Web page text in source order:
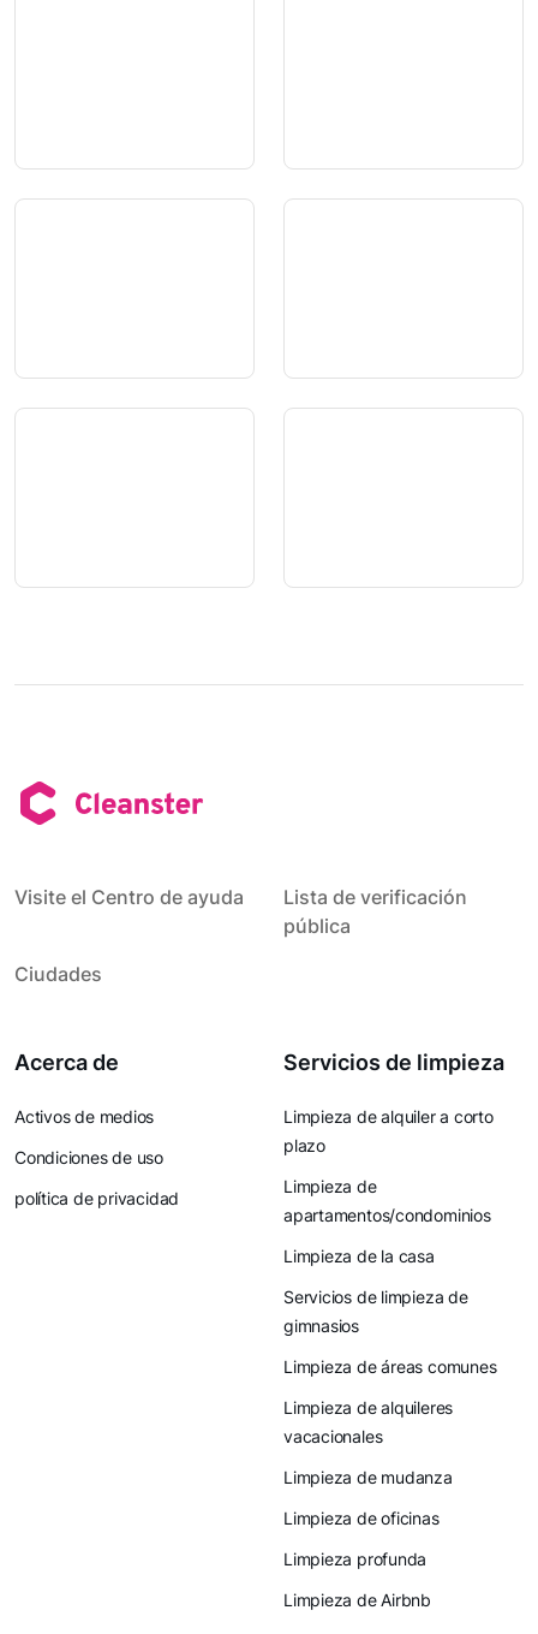
Visite el Centro de ayuda
Lista de verificación
pública
Ciudades
Acerca de
Activos de medios
Condiciones de uso
política de privacidad
Servicios de limpieza
Limpieza de alquiler a corto
plazo
Limpieza de
apartamentos/condominios
Limpieza de la casa
Servicios de limpieza de
gimnasios
Limpieza de áreas comunes
Limpieza de alquileres
vacacionales
Limpieza de mudanza
Limpieza de oficinas
Limpieza profunda
Limpieza de Airbnb